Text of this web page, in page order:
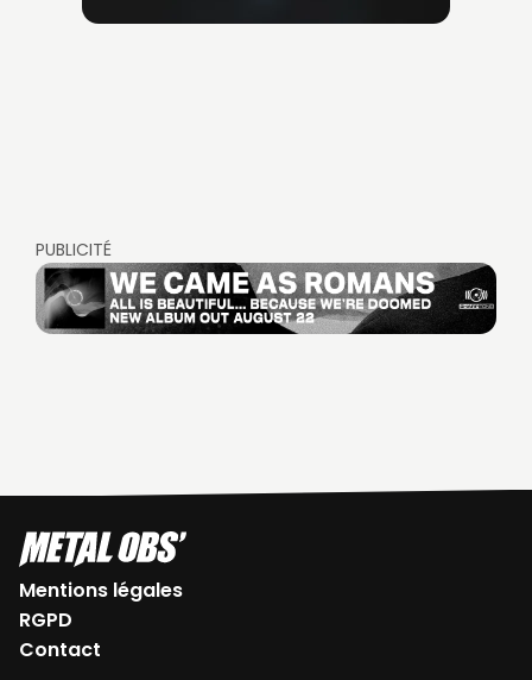
PUBLICITÉ
Mentions légales
RGPD
Contact